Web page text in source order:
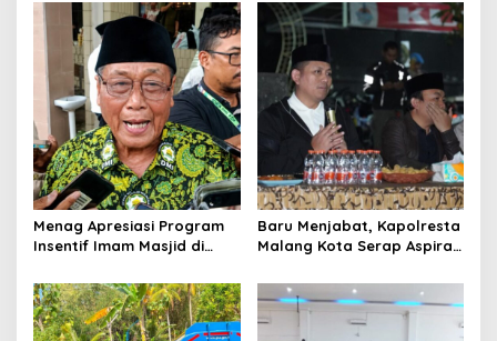
v
g
a
t
i
o
n
Menag Apresiasi Program
Insentif Imam Masjid di
Model Nasional
Baru Menjabat, Kapolresta
Malang Kota Serap Aspirasi
Kamtibmas